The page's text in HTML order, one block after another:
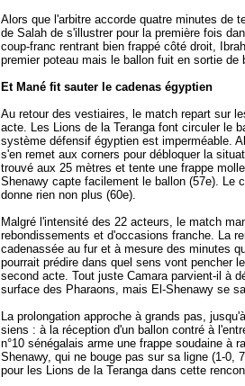
Alors que l'arbitre accorde quatre minutes de
de Salah de s'illustrer pour la première fois
coup-franc rentrant bien frappé côté droit,
premier poteau mais le ballon fuit en sortie de
Et Mané fit sauter le cadenas égyptien
Au retour des vestiaires, le match repart sur
acte. Les Lions de la Teranga font circuler le
système défensif égyptien est imperméable.
s'en remet aux corners pour débloquer la
trouvé aux 25 mètres et tente une frappe
Shenawy capte facilement le ballon (57e). Le
donne rien non plus (60e).
Malgré l'intensité des 22 acteurs, le match
rebondissements et d'occasions franche. La
cadenassée au fur et à mesure des minutes
pourrait prédire dans quel sens vont pencher
second acte. Tout juste Camara parvient-il à
surface des Pharaons, mais El-Shenawy se
La prolongation approche à grands pas,
siens : à la réception d'un ballon contré à
n°10 sénégalais arme une frappe soudaine à
Shenawy, qui ne bouge pas sur sa ligne (1-0,
pour les Lions de la Teranga dans cette